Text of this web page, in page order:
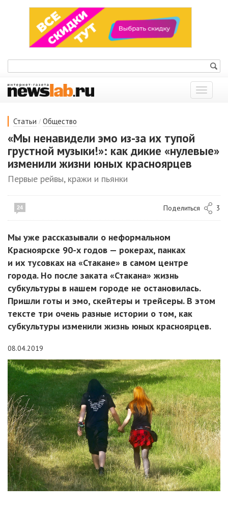
Показать
меню
Статьи / Общество
«Мы ненавидели эмо из-за их тупой
грустной музыки!»: как дикие «нулевые»
изменили жизни юных красноярцев
Первые рейвы, кражи и пьянки
24 Поделиться 3
Мы уже рассказывали о неформальном
Красноярске 90-х годов — рокерах, панках
и их тусовках на «Стакане» в самом центре
города. Но после заката «Стакана» жизнь
субкультуры в нашем городе не остановилась.
Пришли готы и эмо, скейтеры и трейсеры. В этом
тексте три очень разные истории о том, как
субкультуры изменили жизнь юных красноярцев.
08.04.2019